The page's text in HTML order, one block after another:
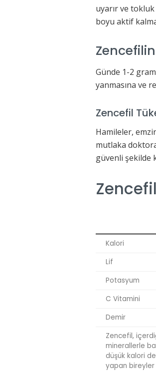
uyarır ve tokluk
boyu aktif
Günde 1-2
yanmasına ve
Zencefil
Hamileler,
mutlaka
güvenli şekilde
Kalori
Lif
Potasyum
C Vitamini
Demir
Zencefil,
minerallerle
düşük kalori
yapan